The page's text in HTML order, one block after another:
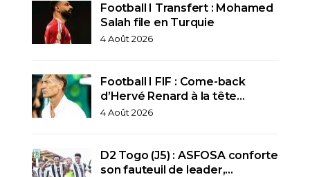
Football I Transfert : Mohamed
Salah file en Turquie
4 Août 2026
Football I FIF : Come-back
d’Hervé Renard à la tête…
4 Août 2026
D2 Togo (J5) : ASFOSA conforte
son fauteuil de leader,…